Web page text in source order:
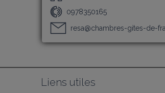
0978350165
resa@chambres-gites-de-
Liens utiles